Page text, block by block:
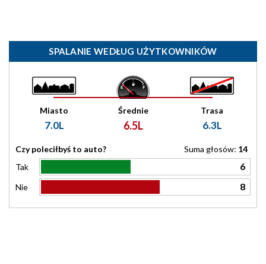
SPALANIE WEDŁUG UŻYTKOWNIKÓW
Miasto
7.0L
Średnie
6.5L
Trasa
6.3L
Czy poleciłbyś to auto? Suma głosów: 14
Tak
6
Nie 8